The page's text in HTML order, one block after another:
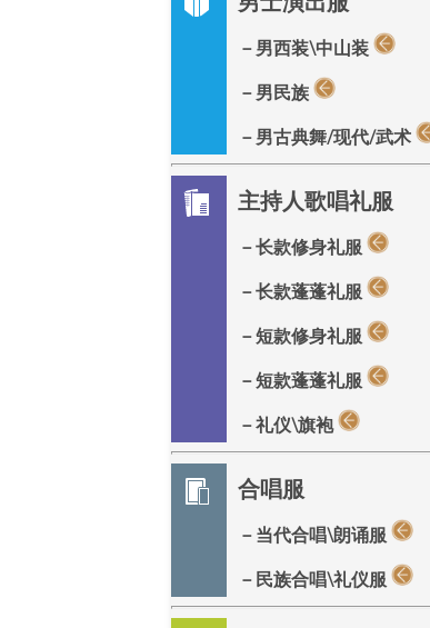
－男西装\中山装
－男民族
－男古典舞/现代/武术
主持人歌唱礼服
－长款修身礼服
－长款蓬蓬礼服
－短款修身礼服
－短款蓬蓬礼服
－礼仪\旗袍
合唱服
－当代合唱\朗诵服
－民族合唱\礼仪服